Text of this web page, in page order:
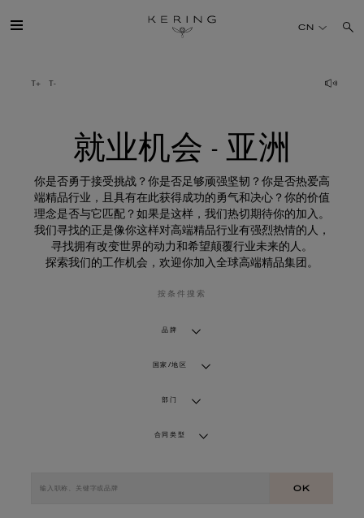
业
机
可持续发展
FINANCE
加入我们
CN
就业机会 - 亚洲
你是否勇于接受挑战？你是否足够顽强坚韧？你是否热爱高
端精品行业，且具有在此获得成功的勇气和决心？你的价值
理念是否与它匹配？如果是这样，我们热切期待你的加入。
我们寻找的正是像你这样对高端精品行业有强烈热情的人，
寻找拥有改变世界的动力和希望颠覆行业未来的人。
探索我们的工作机会，欢迎你加入全球高端精品集团。
按条件搜索
品牌
国家/地区
部门
合同类型
OK